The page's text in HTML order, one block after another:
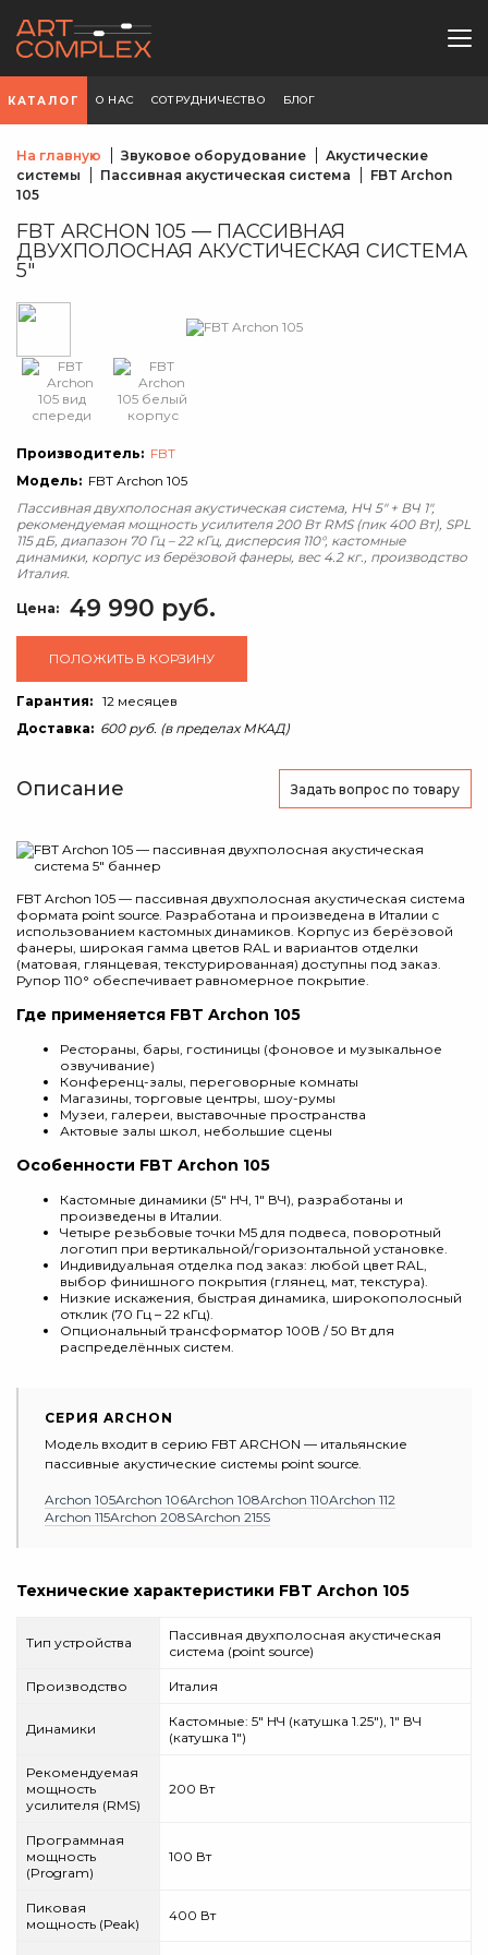
КАТАЛОГ О НАС СОТРУДНИЧЕСТВО БЛОГ
На главную Звуковое оборудование
Акустические
системы
Пассивная акустическая система
FBT Archon
105
FBT ARCHON 105 — ПАССИВНАЯ
ДВУХПОЛОСНАЯ АКУСТИЧЕСКАЯ СИСТЕМА
5"
Производитель: FBT
Модель: FBT Archon 105
Пассивная двухполосная акустическая система, НЧ 5" + ВЧ 1",
рекомендуемая мощность усилителя 200 Вт RMS (пик 400 Вт), SPL
115 дБ, диапазон 70 Гц – 22 кГц, дисперсия 110°, кастомные
динамики, корпус из берёзовой фанеры, вес 4.2 кг., производство
Италия.
Цена: 49 990 руб.
ПОЛОЖИТЬ В КОРЗИНУ
Гарантия: 12 месяцев
Доставка: 600 руб. (в пределах МКАД)
Описание Задать вопрос по товару
FBT Archon 105 — пассивная двухполосная акустическая система
формата point source. Разработана и произведена в Италии с
использованием кастомных динамиков. Корпус из берёзовой
фанеры, широкая гамма цветов RAL и вариантов отделки
(матовая, глянцевая, текстурированная) доступны под заказ.
Рупор 110° обеспечивает равномерное покрытие.
Где применяется FBT Archon 105
Рестораны, бары, гостиницы (фоновое и музыкальное
озвучивание)
Конференц-залы, переговорные комнаты
Магазины, торговые центры, шоу-румы
Музеи, галереи, выставочные пространства
Актовые залы школ, небольшие сцены
Особенности FBT Archon 105
Кастомные динамики (5" НЧ, 1" ВЧ), разработаны и
произведены в Италии.
Четыре резьбовые точки M5 для подвеса, поворотный
логотип при вертикальной/горизонтальной установке.
Индивидуальная отделка под заказ: любой цвет RAL,
выбор финишного покрытия (глянец, мат, текстура).
Низкие искажения, быстрая динамика, широкополосный
отклик (70 Гц – 22 кГц).
Опциональный трансформатор 100В / 50 Вт для
распределённых систем.
СЕРИЯ ARCHON
Модель входит в серию FBT ARCHON — итальянские
пассивные акустические системы point source.
Archon 105Archon 106Archon 108Archon 110Archon 112
Archon 115Archon 208SArchon 215S
Технические характеристики FBT Archon 105
Тип устройства
Пассивная двухполосная акустическая
система (point source)
Производство Италия
Динамики
Кастомные: 5" НЧ (катушка 1.25"), 1" ВЧ
(катушка 1")
Рекомендуемая
мощность
усилителя (RMS)
200 Вт
Программная
мощность
(Program)
100 Вт
Пиковая
мощность (Peak)
400 Вт